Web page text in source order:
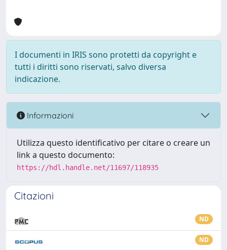
I documenti in IRIS sono protetti da copyright e
tutti i diritti sono riservati, salvo diversa
indicazione.
Informazioni
Utilizza questo identificativo per citare o creare un
link a questo documento:
https://hdl.handle.net/11697/118935
Citazioni
ND
ND